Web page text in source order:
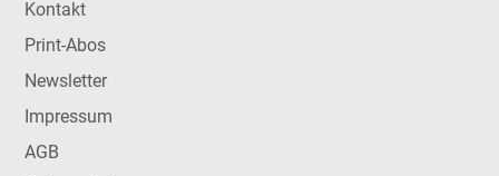
Kontakt
Print-Abos
Newsletter
Impressum
AGB